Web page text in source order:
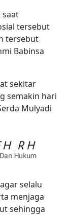
saat
tersebut
tersebut
Babinsa
sekitar
semakin hari
Mulyadi
selalu
menjaga
sehingga